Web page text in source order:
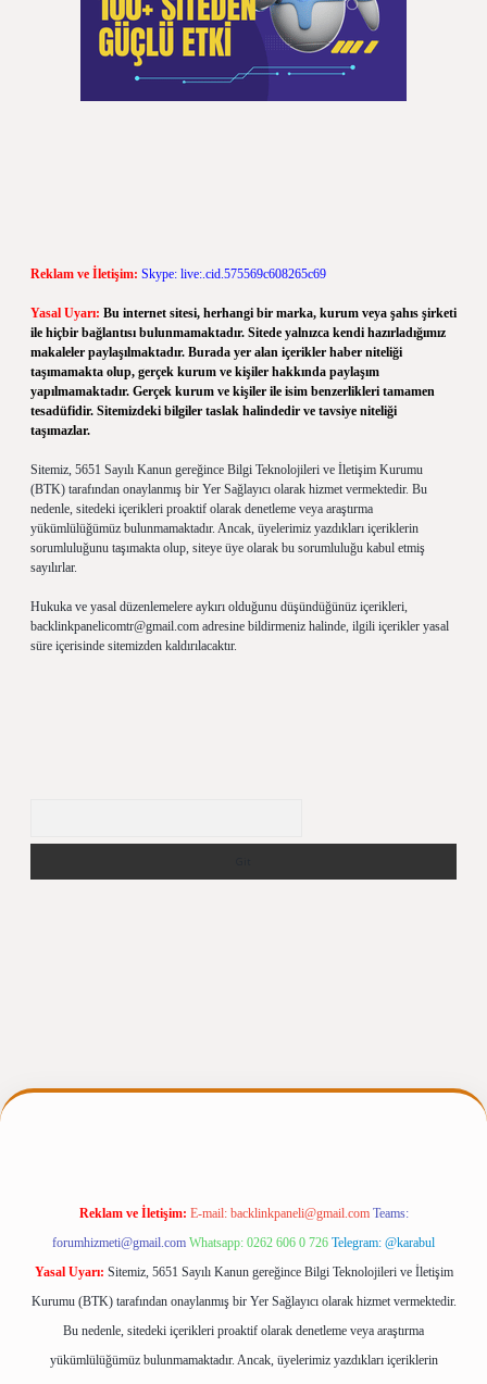
Reklam ve İletişim: Skype: live:.cid.575569c608265c69
Yasal Uyarı: Bu internet sitesi, herhangi bir marka, kurum veya şahıs şirketi
ile hiçbir bağlantısı bulunmamaktadır. Sitede yalnızca kendi hazırladığımız
makaleler paylaşılmaktadır. Burada yer alan içerikler haber niteliği
taşımamakta olup, gerçek kurum ve kişiler hakkında paylaşım
yapılmamaktadır. Gerçek kurum ve kişiler ile isim benzerlikleri tamamen
tesadüfidir. Sitemizdeki bilgiler taslak halindedir ve tavsiye niteliği
taşımazlar.
Sitemiz, 5651 Sayılı Kanun gereğince Bilgi Teknolojileri ve İletişim Kurumu
(BTK) tarafından onaylanmış bir Yer Sağlayıcı olarak hizmet vermektedir. Bu
nedenle, sitedeki içerikleri proaktif olarak denetleme veya araştırma
yükümlülüğümüz bulunmamaktadır. Ancak, üyelerimiz yazdıkları içeriklerin
sorumluluğunu taşımakta olup, siteye üye olarak bu sorumluluğu kabul etmiş
sayılırlar.
Hukuka ve yasal düzenlemelere aykırı olduğunu düşündüğünüz içerikleri,
backlinkpanelicomtr@gmail.com adresine bildirmeniz halinde, ilgili içerikler yasal
süre içerisinde sitemizden kaldırılacaktır.
Reklam ve İletişim: E-mail: backlinkpaneli@gmail.com Teams:
forumhizmeti@gmail.com Whatsapp: 0262 606 0 726 Telegram: @karabul
Yasal Uyarı: Sitemiz, 5651 Sayılı Kanun gereğince Bilgi Teknolojileri ve İletişim
Kurumu (BTK) tarafından onaylanmış bir Yer Sağlayıcı olarak hizmet vermektedir.
Bu nedenle, sitedeki içerikleri proaktif olarak denetleme veya araştırma
yükümlülüğümüz bulunmamaktadır. Ancak, üyelerimiz yazdıkları içeriklerin